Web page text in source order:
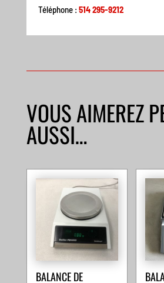
Téléphone : 514 295-9212
VOUS AIMEREZ
AUSSI…
BALANCE DE